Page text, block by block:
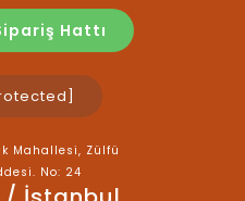
Hattı
Mahallesi, Zülfü
No: 24